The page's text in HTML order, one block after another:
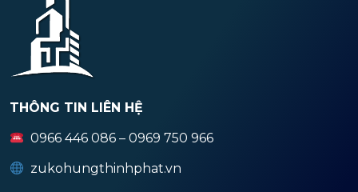
THÔNG TIN LIÊN HỆ
0966 446 086 – 0969 750 966
zukohungthinhphat.vn